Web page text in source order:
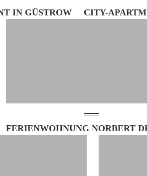
IN GÜSTROW CITY-
FERIENWOHNUNG NORBERT